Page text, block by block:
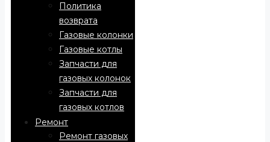
Политика
возврата
Газовые колонки
Газовые котлы
Запчасти для
газовых колонок
Запчасти для
газовых котлов
Ремонт
Ремонт газовых